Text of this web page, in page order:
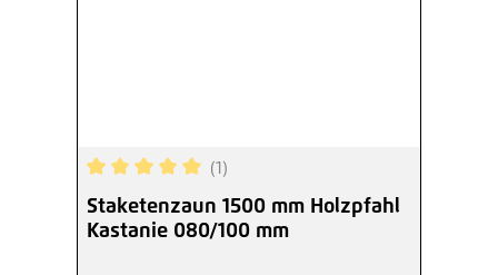
Durchschnittliche Bewertung von 5 von 5
(1)
Staketenzaun 1500 mm Holzpfahl
Kastanie 080/100 mm